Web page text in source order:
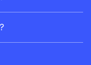
리칸 익스프레스, 유니
이즈 요금제의 경우,
사용자는 사용량에 따
. 또한 사용량 기반 크